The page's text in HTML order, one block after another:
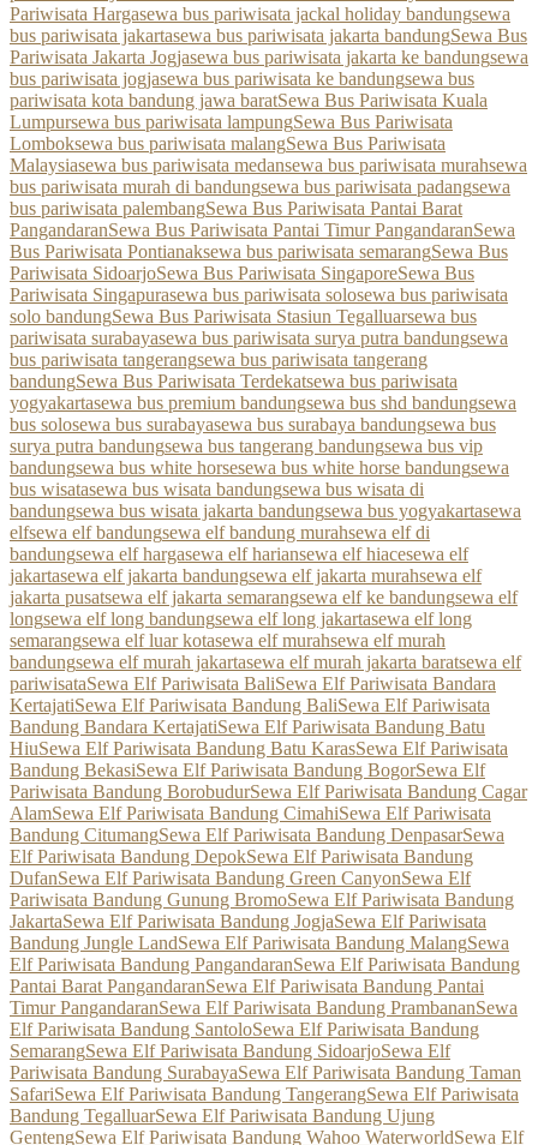
Pariwisata Hargasewa bus pariwisata jackal holiday bandungsewa
bus pariwisata jakartasewa bus pariwisata jakarta bandungSewa Bus
Pariwisata Jakarta Jogjasewa bus pariwisata jakarta ke bandungsewa
bus pariwisata jogjasewa bus pariwisata ke bandungsewa bus
pariwisata kota bandung jawa baratSewa Bus Pariwisata Kuala
Lumpursewa bus pariwisata lampungSewa Bus Pariwisata
Lomboksewa bus pariwisata malangSewa Bus Pariwisata
Malaysiasewa bus pariwisata medansewa bus pariwisata murahsewa
bus pariwisata murah di bandungsewa bus pariwisata padangsewa
bus pariwisata palembangSewa Bus Pariwisata Pantai Barat
PangandaranSewa Bus Pariwisata Pantai Timur PangandaranSewa
Bus Pariwisata Pontianaksewa bus pariwisata semarangSewa Bus
Pariwisata SidoarjoSewa Bus Pariwisata SingaporeSewa Bus
Pariwisata Singapurasewa bus pariwisata solosewa bus pariwisata
solo bandungSewa Bus Pariwisata Stasiun Tegalluarsewa bus
pariwisata surabayasewa bus pariwisata surya putra bandungsewa
bus pariwisata tangerangsewa bus pariwisata tangerang
bandungSewa Bus Pariwisata Terdekatsewa bus pariwisata
yogyakartasewa bus premium bandungsewa bus shd bandungsewa
bus solosewa bus surabayasewa bus surabaya bandungsewa bus
surya putra bandungsewa bus tangerang bandungsewa bus vip
bandungsewa bus white horsesewa bus white horse bandungsewa
bus wisatasewa bus wisata bandungsewa bus wisata di
bandungsewa bus wisata jakarta bandungsewa bus yogyakartasewa
elfsewa elf bandungsewa elf bandung murahsewa elf di
bandungsewa elf hargasewa elf hariansewa elf hiacesewa elf
jakartasewa elf jakarta bandungsewa elf jakarta murahsewa elf
jakarta pusatsewa elf jakarta semarangsewa elf ke bandungsewa elf
longsewa elf long bandungsewa elf long jakartasewa elf long
semarangsewa elf luar kotasewa elf murahsewa elf murah
bandungsewa elf murah jakartasewa elf murah jakarta baratsewa elf
pariwisataSewa Elf Pariwisata BaliSewa Elf Pariwisata Bandara
KertajatiSewa Elf Pariwisata Bandung BaliSewa Elf Pariwisata
Bandung Bandara KertajatiSewa Elf Pariwisata Bandung Batu
HiuSewa Elf Pariwisata Bandung Batu KarasSewa Elf Pariwisata
Bandung BekasiSewa Elf Pariwisata Bandung BogorSewa Elf
Pariwisata Bandung BorobudurSewa Elf Pariwisata Bandung Cagar
AlamSewa Elf Pariwisata Bandung CimahiSewa Elf Pariwisata
Bandung CitumangSewa Elf Pariwisata Bandung DenpasarSewa
Elf Pariwisata Bandung DepokSewa Elf Pariwisata Bandung
DufanSewa Elf Pariwisata Bandung Green CanyonSewa Elf
Pariwisata Bandung Gunung BromoSewa Elf Pariwisata Bandung
JakartaSewa Elf Pariwisata Bandung JogjaSewa Elf Pariwisata
Bandung Jungle LandSewa Elf Pariwisata Bandung MalangSewa
Elf Pariwisata Bandung PangandaranSewa Elf Pariwisata Bandung
Pantai Barat PangandaranSewa Elf Pariwisata Bandung Pantai
Timur PangandaranSewa Elf Pariwisata Bandung PrambananSewa
Elf Pariwisata Bandung SantoloSewa Elf Pariwisata Bandung
SemarangSewa Elf Pariwisata Bandung SidoarjoSewa Elf
Pariwisata Bandung SurabayaSewa Elf Pariwisata Bandung Taman
SafariSewa Elf Pariwisata Bandung TangerangSewa Elf Pariwisata
Bandung TegalluarSewa Elf Pariwisata Bandung Ujung
GentengSewa Elf Pariwisata Bandung Wahoo WaterworldSewa Elf